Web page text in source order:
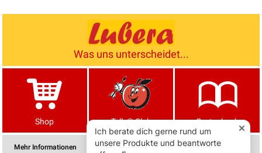
Was uns unterscheidet...
Shop Tells® Club Gartenbuch
Mehr Informationen